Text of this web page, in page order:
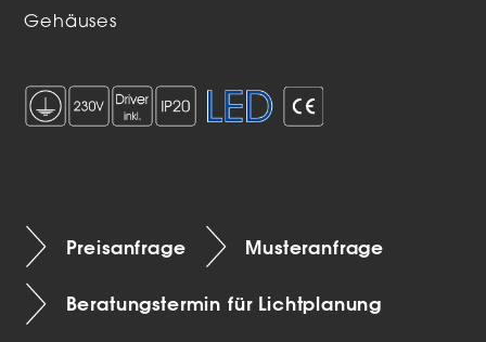
Gehäuses
Preisanfrage Musteranfrage
Beratungstermin für Lichtplanung